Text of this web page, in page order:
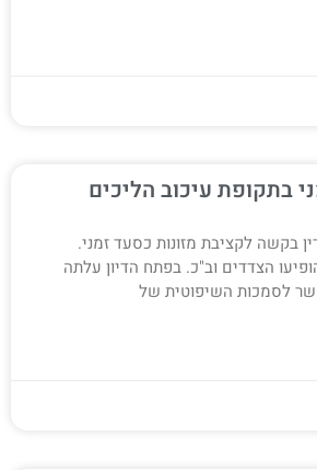
בתקופת עיכוב הליכים
בקשה לקציבת מזונות כסעד זמני.
הצדדים וב"כ. בפתח הדיון עלתה
לסמכות השיפוטית של